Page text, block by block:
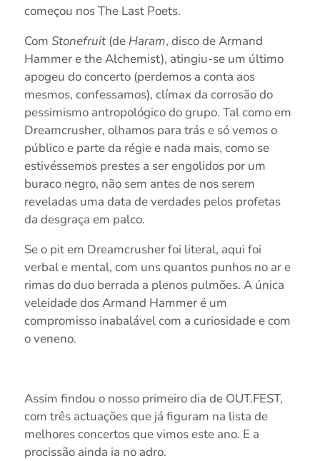
começou nos The Last Poets.
Com Stonefruit(de Haram, disco de Armand
Hammer e the Alchemist), atingiu-se um último
apogeu do concerto (perdemos a conta aos
mesmos, confessamos), clímax da corrosão do
pessimismo antropológico do grupo. Tal como em
Dreamcrusher, olhamos para trás e só vemos o
público e parte da régie e nada mais, como se
estivéssemos prestes a ser engolidos por um
buraco negro, não sem antes de nos serem
reveladas uma data de verdades pelos profetas
da desgraça em palco.
Se o pit em Dreamcrusher foi literal, aqui foi
verbal e mental, com uns quantos punhos no ar e
rimas do duo berrada a plenos pulmões. A única
veleidade dos Armand Hammer é um
compromisso inabalável com a curiosidade e com
o veneno.
Assim findou o nosso primeiro dia de OUT.FEST,
com três actuações que já figuram na lista de
melhores concertos que vimos este ano. E a
procissão ainda ia no adro.